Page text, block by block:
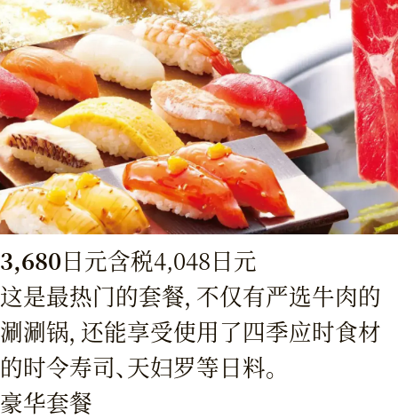
3,680日元含税4,048日元
这是最热门的套餐，不仅有严选牛肉的
涮涮锅，还能享受使用了四季应时食材
的时令寿司、天妇罗等日料。
豪华套餐